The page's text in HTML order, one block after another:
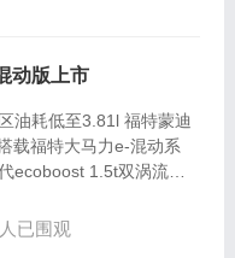
动版上市
油耗低至3.81l 福特蒙迪
载福特大马力e-混动系
ecoboost 1.5t双涡流涡
市区工况油耗，为年轻
已围观